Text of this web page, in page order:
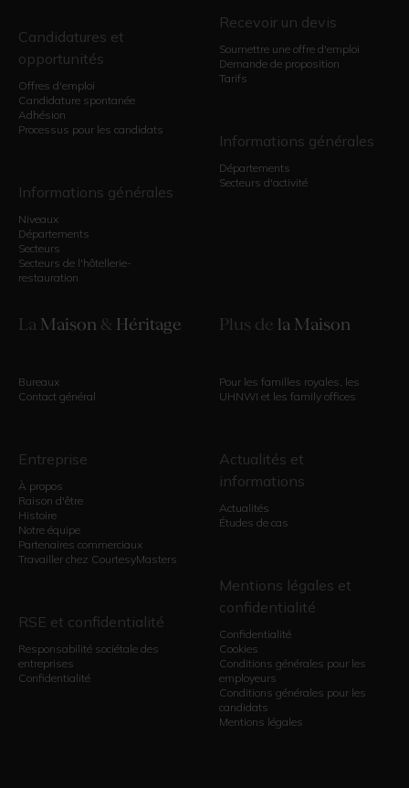
Candidatures et
opportunités
Offres d'emploi
Candidature spontanée
Adhésion
Processus pour les candidats
Informations générales
Niveaux
Départements
Secteurs
Secteurs de l'hôtellerie-
restauration
Recevoir un devis
Soumettre une offre d'emploi
Demande de proposition
Tarifs
Informations générales
Départements
Secteurs d'activité
La Maison & Héritage
Bureaux
Contact général
Entreprise
À propos
Raison d'être
Histoire
Notre équipe
Partenaires commerciaux
Travailler chez CourtesyMasters
RSE et confidentialité
Responsabilité sociétale des
entreprises
Confidentialité
Plus de la Maison
Pour les familles royales, les
UHNWI et les family offices
Actualités et
informations
Actualités
Études de cas
Mentions légales et
confidentialité
Confidentialité
Cookies
Conditions générales pour les
employeurs
Conditions générales pour les
candidats
Mentions légales